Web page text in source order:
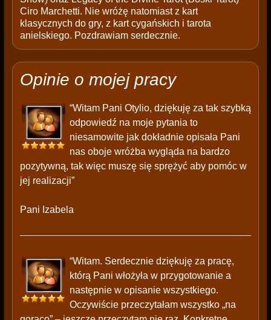
Ciro Marchetti. Nie wróżę natomiast z kart
klasycznych do gry, z kart cygańskich i tarota
anielskiego. Pozdrawiam serdecznie.
Opinie o mojej pracy
“Witam Pani Otylio, dziękuję za tak szybką
odpowiedź na moje pytania to
niesamowite jak dokładnie opisała Pani
nas oboje wróżba wygląda na bardzo
pozytywną, tak więc muszę się sprężyć aby pomóc w
jej realizacji”
Pani Izabela
“Witam. Serdecznie dziękuję za pracę,
którą Pani włożyła w przygotowanie a
następnie w opisanie wszystkiego.
Oczywiście przeczytałam wszystko „na